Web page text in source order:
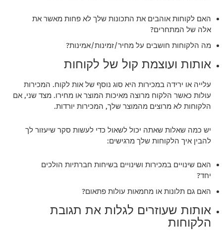
האם לקוחות אוהבים את התכונות שלך לא פחות מאשר את
אלה של המתחרים?
מה הלקוחות חושבים על מחיר/זמינות/אמינות?
אותות ועוצמת קול של לקוחות
עלייה או ירידה במכירות היא סוג נוסף של אות לקוח. המכירות
עולות כאשר הלקוח מרוצה מאיכות המוצר או מחירו. מצד שני, אם
הלקוחות לא מרוצים מהמוצר שלך, המכירות יורדות.
יש כמה שאלות שאתה יכול לשאול כדי לעשות סקר שיעזור לך
להבין איך הלקוחות שלך מרגישים:
האם שינויים במכירות ושינויים בשיחות חברתיות הולכים
יחד?
האם גם תלונות או מחמאות עולות פתאום?
אותות שעוזרים לגלות את תגובת
הלקוחות